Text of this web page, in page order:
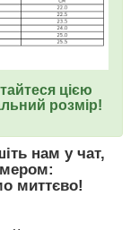
цією
розмір!
нам у чат,
:
миттєво!